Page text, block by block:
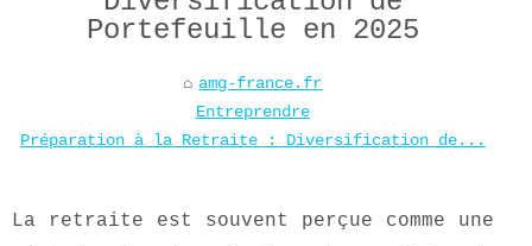
Portefeuille en 2025
amg-france.fr
Entreprendre
Préparation à la Retraite : Diversification de...
La retraite est souvent perçue comme une